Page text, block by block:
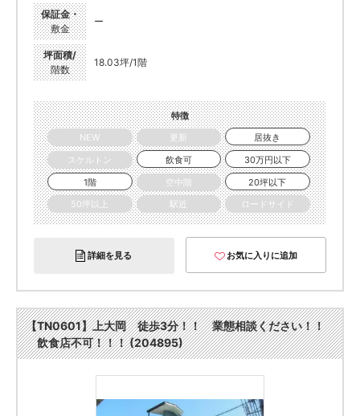
保証金・
敷金
ー
坪面積/
階数
18.03坪/1階
特徴
NEW
更新
居抜き
スケルトン
飲食可
30万円以下
1階
空中階
20坪以下
50坪以上
駅近 ロードサイド
詳細を見る お気に入りに追加
【TN0601】上大岡 徒歩3分！！ 業態相談ください！！
飲食店不可！！！ (204895)